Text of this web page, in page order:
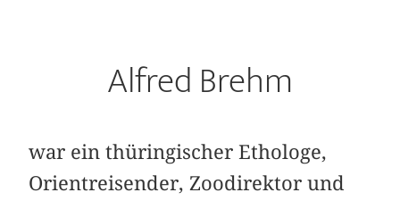
Alfred Brehm
war ein thüringischer Ethologe,
Orientreisender, Zoodirektor und